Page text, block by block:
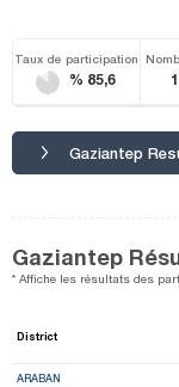
Taux de participation
% 85,6
Gaziantep
Gaziantep
* Affiche les résultats des
District
ARABAN